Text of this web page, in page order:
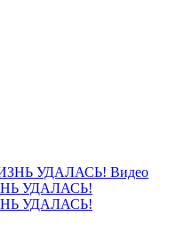
Видео
УДАЛАСЬ!
УДАЛАСЬ!